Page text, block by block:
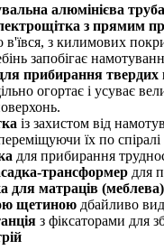
алюмінієва труба
з прямим
з килимових
запобігає
прибирання твердих
огортає і усуває
із захистом від
їх по
для прибирання
трансформер для
для матраців (меблева)
щетиною дбайливо
з фіксаторами для